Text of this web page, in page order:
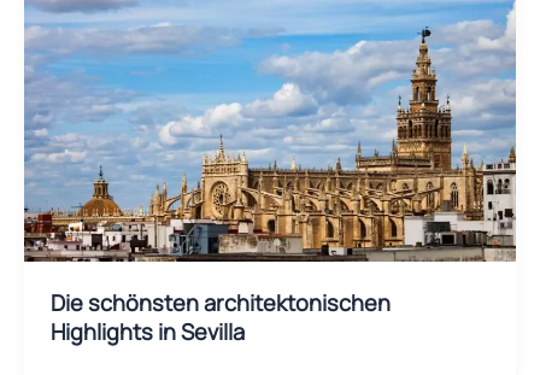
Die schönsten architektonischen
Highlights in Sevilla